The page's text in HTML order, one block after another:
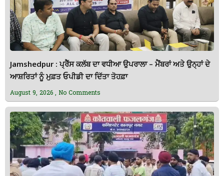
Jamshedpur : ਪ੍ਰੈੱਸ ਕਲੱਬ ਦਾ ਵਧੀਆ ਉਪਰਾਲਾ – ਮੈਂਬਰਾਂ ਅਤੇ ਉਨ੍ਹਾਂ ਦੇ
ਆਸ਼ਰਿਤਾਂ ਨੂੰ ਮੁਫ਼ਤ ਓਪੀਡੀ ਦਾ ਦਿੱਤਾ ਤੋਹਫ਼ਾ
August 9, 2026 No Comments